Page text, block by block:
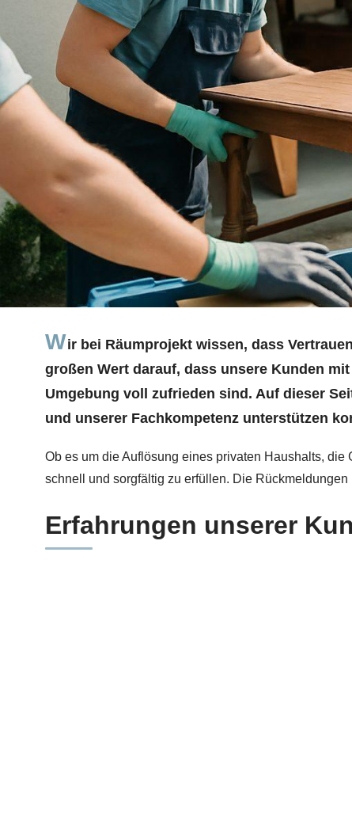
Wir bei Räumprojekt wissen, dass
großen Wert darauf, dass unsere Kunden
Umgebung voll zufrieden sind. Auf dieser
und unserer Fachkompetenz unterstützen
Ob es um die Auflösung eines privaten Haushalts,
schnell und sorgfältig zu erfüllen. Die
Erfahrungen unserer